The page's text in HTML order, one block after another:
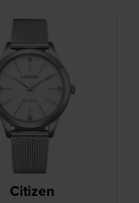
Citizen